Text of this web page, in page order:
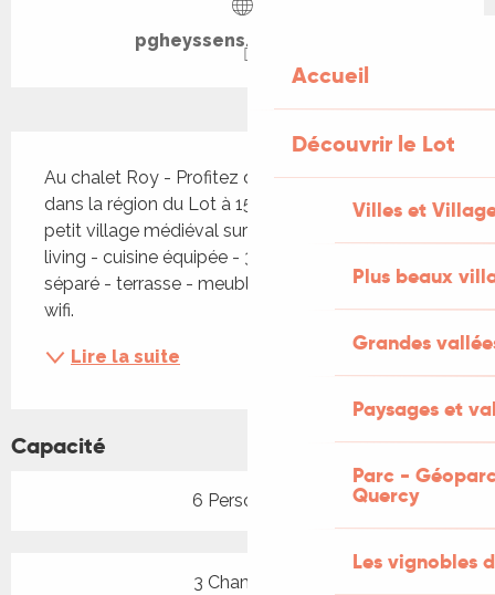
Accueil
Découvrir le Lot
Villes et
Plus beaux
Grandes
Paysages et
Parc -
Quercy
Les vignobles
pgheyssens.wixsite.com
Au chalet Roy - Profitez de la douceur du soleil
dans la région du Lot à 15 km de Puy-l'Evêque
petit village médiéval surplombant le Lot. Salon –
living - cuisine équipée - 3 chambres - SDB - WC
séparé - terrasse - meubles de jardin télévision -
wifi.
Lire la suite
Capacité
6 Personne(s)
3 Chambre(s)